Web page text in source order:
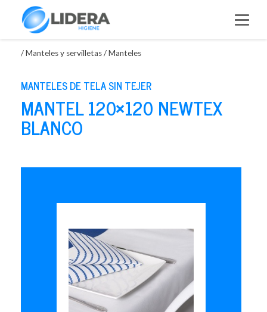
/Manteles y servilletas/Manteles
MANTELES DE TELA SIN TEJER
MANTEL 120×120 NEWTEX
BLANCO